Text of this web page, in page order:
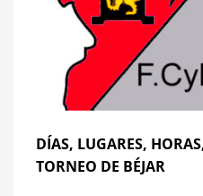
DÍAS, LUGARES,
TORNEO DE BÉJAR